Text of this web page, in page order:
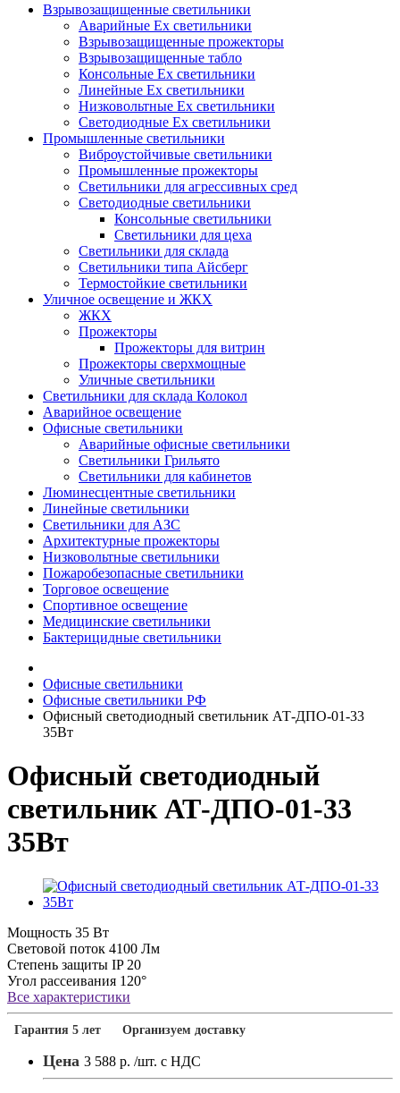
Взрывозащищенные светильники
Аварийные Ex светильники
Взрывозащищенные прожекторы
Взрывозащищенные табло
Консольные Ех светильники
Линейные Ex светильники
Низковольтные Ex светильники
Светодиодные Ex светильники
Промышленные светильники
Виброустойчивые светильники
Промышленные прожекторы
Светильники для агрессивных сред
Светодиодные светильники
Консольные светильники
Светильники для цеха
Светильники для склада
Светильники типа Айсберг
Термостойкие светильники
Уличное освещение и ЖКХ
ЖКХ
Прожекторы
Прожекторы для витрин
Прожекторы сверхмощные
Уличные светильники
Светильники для склада Колокол
Аварийное освещение
Офисные светильники
Аварийные офисные светильники
Светильники Грильято
Светильники для кабинетов
Люминесцентные светильники
Линейные светильники
Светильники для АЗС
Архитектурные прожекторы
Низковольтные светильники
Пожаробезопасные светильники
Торговое освещение
Спортивное освещение
Медицинские светильники
Бактерицидные светильники
Офисные светильники
Офисные светильники РФ
Офисный светодиодный светильник АТ-ДПО-01-33
35Вт
Офисный светодиодный
светильник АТ-ДПО-01-33
35Вт
Мощность 35 Вт
Световой поток 4100 Лм
Степень защиты IP 20
Угол рассеивания 120°
Все характеристики
Гарантия 5 лет Организуем доставку
Цена 3 588 р. /шт. с НДС